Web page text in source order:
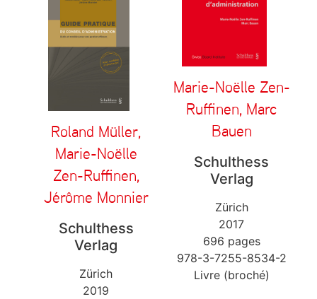
Roland Müller,
Marie-Noëlle
Zen-Ruffinen,
Jérôme Monnier
Schulthess
Verlag
Zürich
2019
Marie-Noëlle Zen-
Ruffinen, Marc
Bauen
Schulthess
Verlag
Zürich
2017
696 pages
978-3-7255-8534-2
Livre (broché)